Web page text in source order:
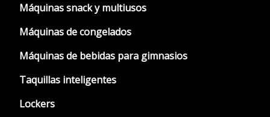
Máquinas snack y multiusos
Máquinas de congelados
Máquinas de bebidas para gimnasios
Taquillas inteligentes
Lockers